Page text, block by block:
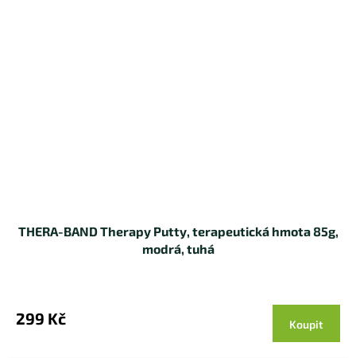
THERA-BAND Therapy Putty, terapeutická hmota 85g,
modrá, tuhá
299 Kč Koupit